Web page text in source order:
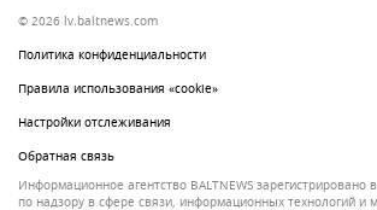
© 2026 lv.baltnews.com
Политика конфиденциальности
Правила использования «cookie»
Настройки отслеживания
Обратная связь
Информационное агентство BALTNEWS
по надзору в сфере связи, информационных технологий и